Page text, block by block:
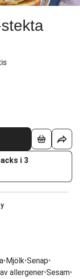
i 3
•Mjölk•Senap•
allergener•Sesam•